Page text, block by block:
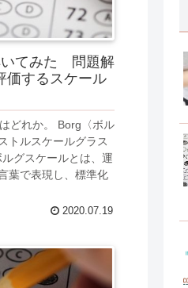
いてみた 問題解
するスケール
どれか。 Borg〈ボル
トルスケールグラス
グスケールとは、運
葉で表現し、標準化
2020.07.19